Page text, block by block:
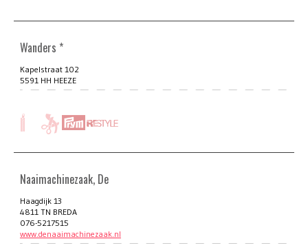
Wanders *
Kapelstraat 102
5591 HH HEEZE
Naaimachinezaak, De
Haagdijk 13
4811 TN BREDA
076-5217515
www.denaaimachinezaak.nl